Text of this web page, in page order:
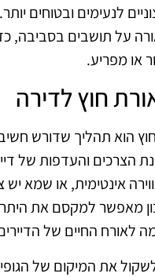
לנעימים ובטוחים
על תושבים בסביבה,
או מפריע.
חוץ לדירה
חוץ הוא תהליך שדורש
הצרכים והעדפות של
אינטימית, או שמא
מאפשר למקסם את
לאורח החיים של
את המיקום של